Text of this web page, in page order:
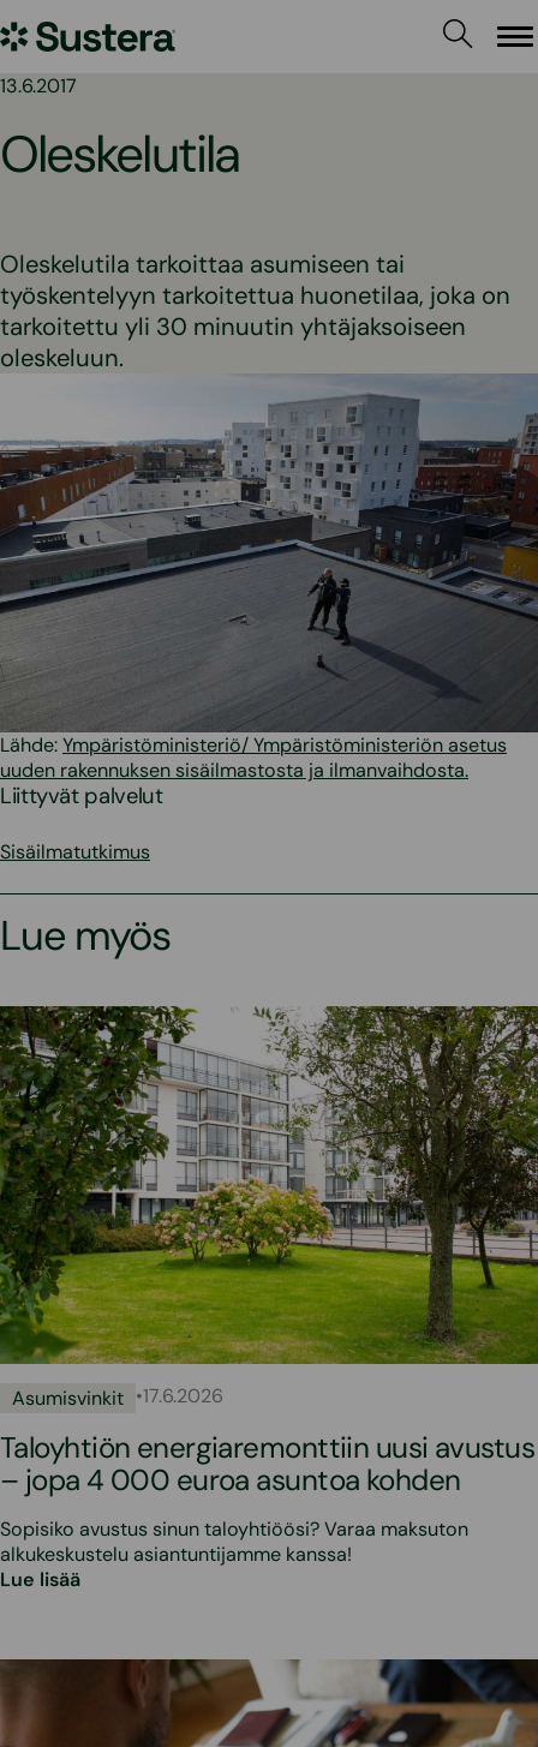
sisältöön
Sustera
13.6.2017
Oleskelutila
Oleskelutila tarkoittaa asumiseen tai
työskentelyyn tarkoitettua huonetilaa, joka on
tarkoitettu yli 30 minuutin yhtäjaksoiseen
oleskeluun.
Lähde:Ympäristöministeriö/ Ympäristöministeriön asetus
uuden rakennuksen sisäilmastosta ja ilmanvaihdosta.
Liittyvät palvelut
Sisäilmatutkimus
Lue myös
Asumisvinkit •17.6.2026
Taloyhtiön energiaremonttiin uusi avustus
– jopa 4 000 euroa asuntoa kohden
Sopisiko avustus sinun taloyhtiöösi? Varaa maksuton
alkukeskustelu asiantuntijamme kanssa!
Lue lisää